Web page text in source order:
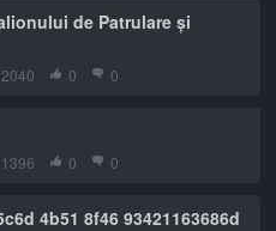
de Patrulare și
2040 0 0
1396 0 0
4b51 8f46 93421163686d